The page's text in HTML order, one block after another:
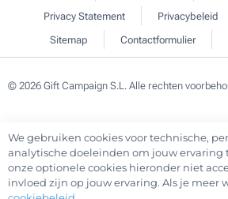
Privacy Statement
Privacybeleid
Sitemap
Contactformulier
© 2026 Gift Campaign S.L. Alle rechten
We gebruiken cookies voor technische,
analytische doeleinden om jouw ervaring
onze optionele cookies hieronder niet
invloed zijn op jouw ervaring. Als je meer